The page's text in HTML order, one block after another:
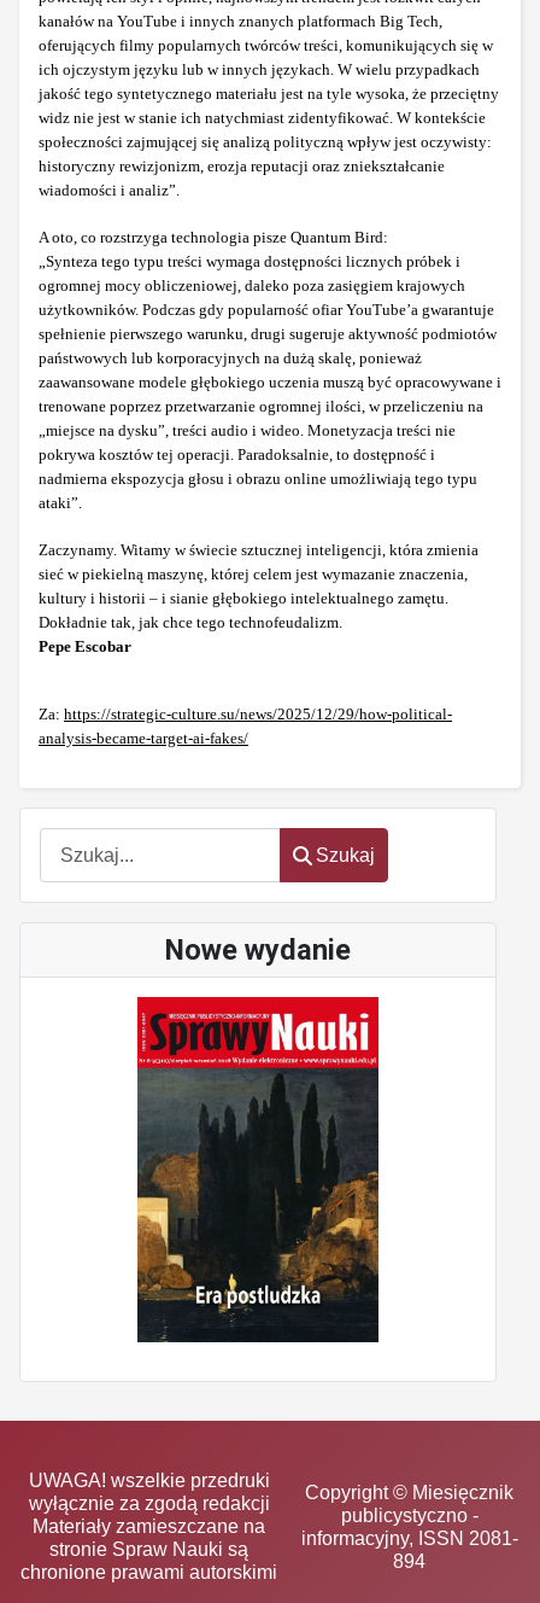
Szukaj
Szukaj
Nowe wydanie
kanałów na YouTube i innych znanych platformach Big Tech,
oferujących filmy popularnych twórców treści, komunikujących się w
ich ojczystym języku lub w innych językach. W wielu przypadkach
jakość tego syntetycznego materiału jest na tyle wysoka, że przeciętny
widz nie jest w stanie ich natychmiast zidentyfikować. W kontekście
społeczności zajmującej się analizą polityczną wpływ jest oczywisty:
historyczny rewizjonizm, erozja reputacji oraz zniekształcanie
wiadomości i analiz”.
A oto, co rozstrzyga technologia pisze Quantum Bird:
„Synteza tego typu treści wymaga dostępności licznych próbek i
ogromnej mocy obliczeniowej, daleko poza zasięgiem krajowych
użytkowników. Podczas gdy popularność ofiar YouTube’a gwarantuje
spełnienie pierwszego warunku, drugi sugeruje aktywność podmiotów
państwowych lub korporacyjnych na dużą skalę, ponieważ
zaawansowane modele głębokiego uczenia muszą być opracowywane i
trenowane poprzez przetwarzanie ogromnej ilości, w przeliczeniu na
„miejsce na dysku”, treści audio i wideo. Monetyzacja treści nie
pokrywa kosztów tej operacji. Paradoksalnie, to dostępność i
nadmierna ekspozycja głosu i obrazu online umożliwiają tego typu
ataki”.
Zaczynamy. Witamy w świecie sztucznej inteligencji, która zmienia
sieć w piekielną maszynę, której celem jest wymazanie znaczenia,
kultury i historii – i sianie głębokiego intelektualnego zamętu.
Dokładnie tak, jak chce tego technofeudalizm.
Pepe Escobar
Za: https://strategic-culture.su/news/2025/12/29/how-political-
analysis-became-target-ai-fakes/
UWAGA! wszelkie przedruki
wyłącznie za zgodą redakcji
Materiały zamieszczane na
stronie Spraw Nauki są
chronione prawami autorskimi
Copyright © Miesięcznik
publicystyczno -
informacyjny, ISSN 2081-
894